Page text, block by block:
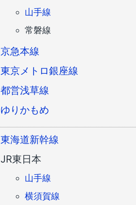
山手線
常磐線
京急本線
東京メトロ銀座線
都営浅草線
ゆりかもめ
東海道新幹線
JR東日本
山手線
横須賀線